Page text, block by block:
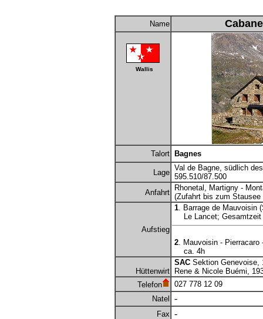
Name
Wallis
Talort Bagnes
Lage
Val de Bagne, südlich
595.510/87.500
Anfahrt
Rhonetal, Martigny -
(Zufahrt bis zum
Aufstieg
1. Barrage de Mauvoisin
Le Lancet; Gesamtzeit
2. Mauvoisin - Pierracaro
ca. 4h
Hüttenwirt
SAC Sektion Genevoise,
Rene & Nicole Buémi,
Telefon
027 778 12 09
Natel
-
Fax -